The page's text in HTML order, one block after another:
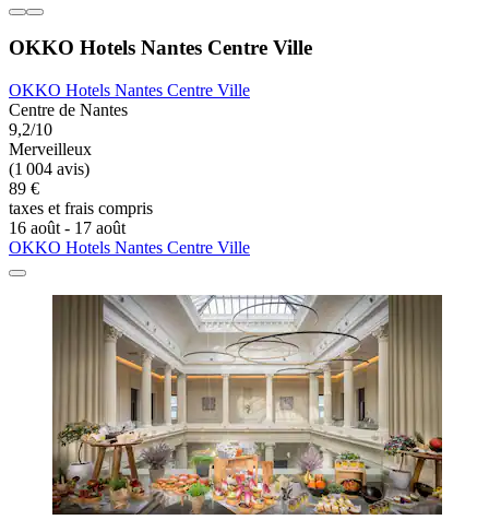
OKKO Hotels Nantes Centre Ville
OKKO Hotels Nantes Centre Ville
Centre de Nantes
9,2/10
Merveilleux
(1 004 avis)
89 €
taxes et frais compris
16 août - 17 août
OKKO Hotels Nantes Centre Ville